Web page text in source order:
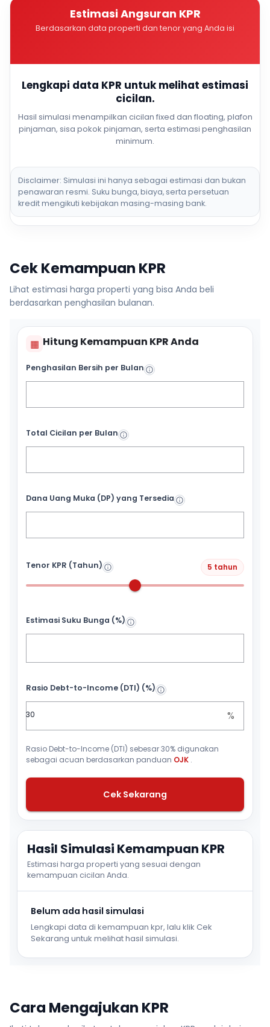
Estimasi Angsuran KPR
Berdasarkan data properti dan tenor yang Anda isi
Lengkapi data KPR untuk melihat estimasi
cicilan.
Hasil simulasi menampilkan cicilan fixed dan floating, plafon
pinjaman, sisa pokok pinjaman, serta estimasi penghasilan
minimum.
Disclaimer: Simulasi ini hanya sebagai estimasi dan bukan
penawaran resmi. Suku bunga, biaya, serta persetuan
kredit mengikuti kebijakan masing-masing bank.
Cek Kemampuan KPR
Lihat estimasi harga properti yang bisa Anda beli
berdasarkan penghasilan bulanan.
▦ Hitung Kemampuan KPR Anda
Penghasilan Bersih per Bulan
Total Cicilan per Bulan
Dana Uang Muka (DP) yang Tersedia
Tenor KPR (Tahun) 5 tahun
Estimasi Suku Bunga (%)
Rasio Debt-to-Income (DTI) (%)
%
Rasio Debt-to-Income (DTI) sebesar 30% digunakan
sebagai acuan berdasarkan panduan OJK .
Cek Sekarang
Hasil Simulasi Kemampuan KPR
Estimasi harga properti yang sesuai dengan
kemampuan cicilan Anda.
Belum ada hasil simulasi
Lengkapi data di kemampuan kpr, lalu klik Cek
Sekarang untuk melihat hasil simulasi.
Cara Mengajukan KPR